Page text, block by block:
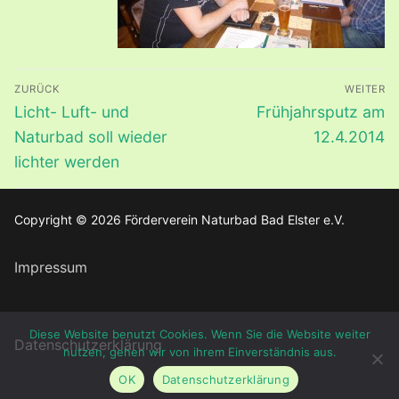
Beitragsnavigation
ZURÜCK
Vorheriger
Beitrag:
Licht- Luft- und
Naturbad soll wieder
lichter werden
WEITER
Nächster
Frühjahrsputz am
12.4.2014
Copyright © 2026 Förderverein Naturbad Bad Elster e.V.
Impressum
Datenschutzerklärung
Diese Website benutzt Cookies. Wenn Sie die Website weiter
nutzen, gehen wir von ihrem Einverständnis aus.
OK
Datenschutzerklärung